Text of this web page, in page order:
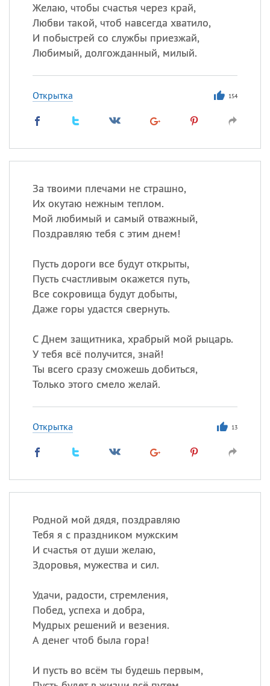
Желаю, чтобы счастья через край,
Любви такой, чтоб навсегда хватило,
И побыстрей со службы приезжай,
Любимый, долгожданный, милый.
Открытка 154
За твоими плечами не страшно,
Их окутаю нежным теплом.
Мой любимый и самый отважный,
Поздравляю тебя с этим днем!
Пусть дороги все будут открыты,
Пусть счастливым окажется путь,
Все сокровища будут добыты,
Даже горы удастся свернуть.
С Днем защитника, храбрый мой рыцарь.
У тебя всё получится, знай!
Ты всего сразу сможешь добиться,
Только этого смело желай.
Открытка 13
Родной мой дядя, поздравляю
Тебя я с праздником мужским
И счастья от души желаю,
Здоровья, мужества и сил.
Удачи, радости, стремления,
Побед, успеха и добра,
Мудрых решений и везения.
А денег чтоб была гора!
И пусть во всём ты будешь первым,